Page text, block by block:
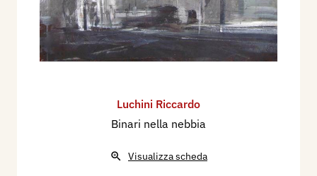
Luchini Riccardo
Binari nella nebbia
Visualizza scheda